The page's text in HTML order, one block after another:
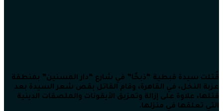
قُتلت سيدة قبطية “ذبحًا” في شارع “دار المسنين” بمنطقة
عزبة النخل، في القاهرة، وقام القاتل بقص شعر السيدة بعد
قتلها، علاوة على إزالة وتمزيق الأيقونات والملصقات الدينية
التي تعلقها في منزلها.